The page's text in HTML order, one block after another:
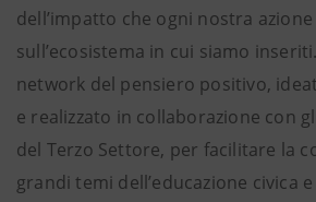
dell’impatto che ogni nostra azione
sull’ecosistema in cui siamo inseriti.
network del pensiero positivo,
e realizzato in collaborazione con
del Terzo Settore, per facilitare la
grandi temi dell’educazione civica